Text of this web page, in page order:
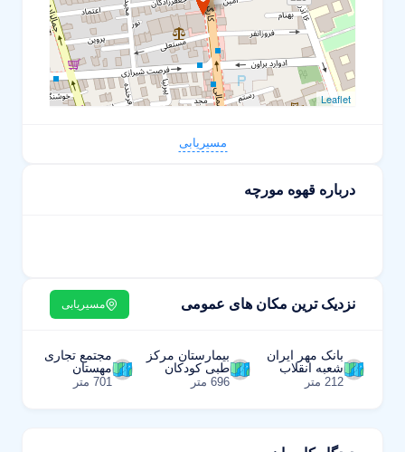
Leaflet
مسیریابی
درباره قهوه مورچه
نزدیک ترین مکان های عمومی مسیریابی
بانک مهر ایران
شعبه انقلاب
212 متر
بیمارستان مرکز
طبی کودکان
696 متر
مجتمع تجاری
مهستان
701 متر